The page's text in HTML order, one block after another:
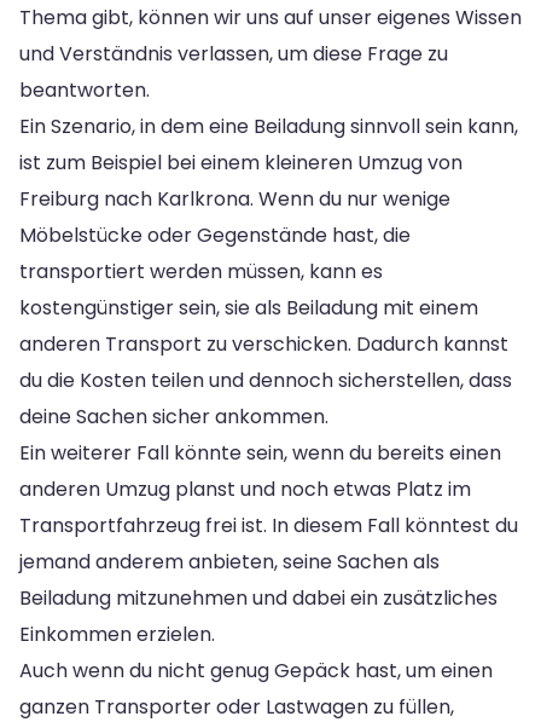
Thema gibt, können wir uns auf unser eigenes Wissen
und Verständnis verlassen, um diese Frage zu
beantworten.
Ein Szenario, in dem eine Beiladung sinnvoll sein kann,
ist zum Beispiel bei einem kleineren Umzug von
Freiburg nach Karlkrona. Wenn du nur wenige
Möbelstücke oder Gegenstände hast, die
transportiert werden müssen, kann es
kostengünstiger sein, sie als Beiladung mit einem
anderen Transport zu verschicken. Dadurch kannst
du die Kosten teilen und dennoch sicherstellen, dass
deine Sachen sicher ankommen.
Ein weiterer Fall könnte sein, wenn du bereits einen
anderen Umzug planst und noch etwas Platz im
Transportfahrzeug frei ist. In diesem Fall könntest du
jemand anderem anbieten, seine Sachen als
Beiladung mitzunehmen und dabei ein zusätzliches
Einkommen erzielen.
Auch wenn du nicht genug Gepäck hast, um einen
ganzen Transporter oder Lastwagen zu füllen,